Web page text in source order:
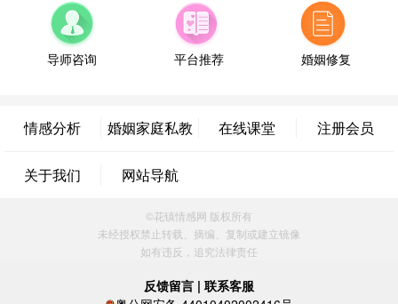
福建-厦门 159****4462
53分钟前
微信用户 凌乱小羊 通过此页面咨询，已获得专属情
辽宁-大连 176****2843
39分钟前
属情感方案
微信用户 墨笙 通过此页面咨询，已获得专属情感方
案
江苏-苏州 188****5187
微信用户 谢思明 通过此页面咨询，已获得专属情感
方案
导师咨询 平台推荐 婚姻修复
情感分析 婚姻家庭私教 在线课堂 注册会员
关于我们 网站导航
©花镇情感网 版权所有
未经授权禁止转载、摘编、复制或建立镜像
如有违反，追究法律责任
反馈留言 | 联系客服